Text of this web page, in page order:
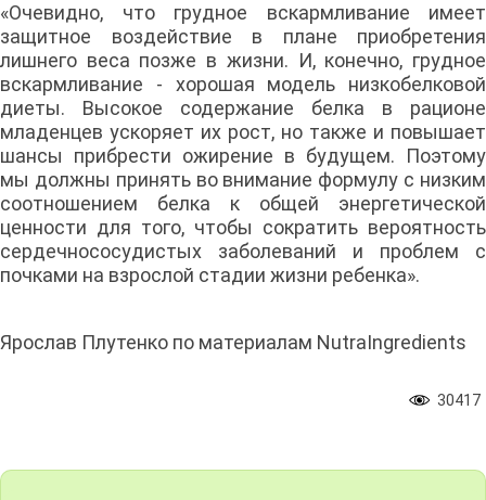
«Очевидно, что грудное вскармливание имеет
защитное воздействие в плане приобретения
лишнего веса позже в жизни. И, конечно, грудное
вскармливание - хорошая модель низкобелковой
диеты. Высокое содержание белка в рационе
младенцев ускоряет их рост, но также и повышает
шансы прибрести ожирение в будущем. Поэтому
мы должны принять во внимание формулу с низким
соотношением белка к общей энергетической
ценности для того, чтобы сократить вероятность
сердечнососудистых заболеваний и проблем с
почками на взрослой стадии жизни ребенка».
Ярослав Плутенко по материалам NutraIngredients
30417